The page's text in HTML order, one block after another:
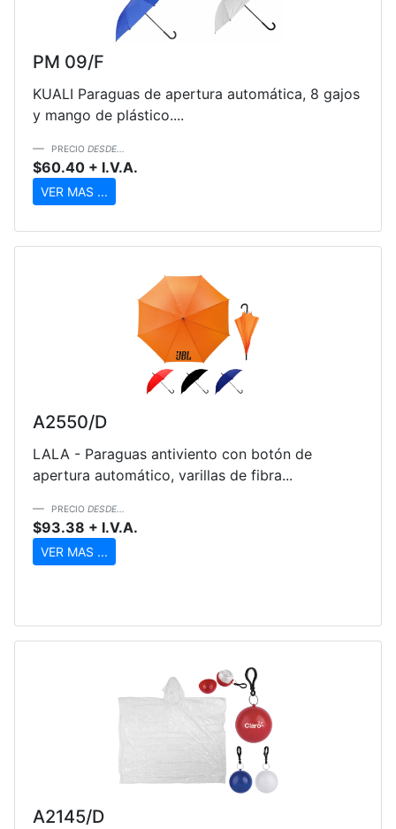
PM 09/F
KUALI Paraguas de apertura automática, 8 gajos
y mango de plástico....
PRECIO DESDE...
$60.40 + I.V.A.
VER MAS ...
A2550/D
LALA - Paraguas antiviento con botón de
apertura automático, varillas de fibra...
PRECIO DESDE...
$93.38 + I.V.A.
VER MAS ...
A2145/D